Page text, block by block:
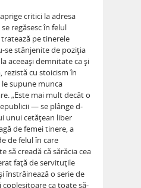
critici la adresa
regăsesc în felul
pe tinerele
se stânjenite de poziţia
aceeaşi demnitate ca şi
rezistă cu stoicism în
supune munca
„Este mai mult decât o
— se plânge d-
unui cetăţean liber
de femei tinere, a
de felul în care
să creadă că sărăcia cea
faţă de servituţile
înstrăinează o serie de
ca toate să-